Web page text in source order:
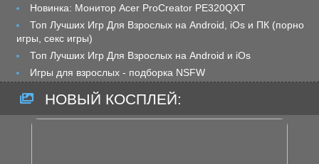
Новинка: Монитор Acer ProCreator PE320QXT
Топ Лучших Игр Для Взрослых на Android, iOs и ПК (порно
игры, секс игры)
Топ Лучших Игр Для Взрослых на Android и iOs
Игры для взрослых - подборка NSFW
НОВЫЙ КОСПЛЕЙ: